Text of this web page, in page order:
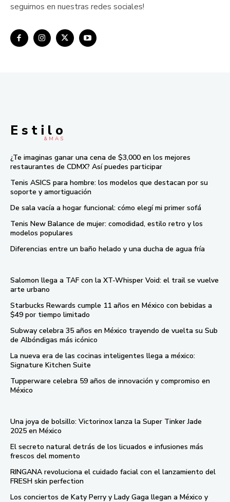
seguirnos en nuestras redes sociales!
E s t i l o
& M À S
¿Te imaginas ganar una cena de $3,000 en los mejores
restaurantes de CDMX? Así puedes participar
Tenis ASICS para hombre: los modelos que destacan por su
soporte y amortiguación
De sala vacía a hogar funcional: cómo elegí mi primer sofá
Tenis New Balance de mujer: comodidad, estilo retro y los
modelos populares
Diferencias entre un baño helado y una ducha de agua fría
Salomon llega a TAF con la XT-Whisper Void: el trail se vuelve
arte urbano
Starbucks Rewards cumple 11 años en México con bebidas a
$49 por tiempo limitado
Subway celebra 35 años en México trayendo de vuelta su Sub
de Albóndigas más icónico
La nueva era de las cocinas inteligentes llega a méxico:
Signature Kitchen Suite
Tupperware celebra 59 años de innovación y compromiso en
México
Una joya de bolsillo: Victorinox lanza la Super Tinker Jade
2025 en México
El secreto natural detrás de los licuados e infusiones más
frescos del momento
RINGANA revoluciona el cuidado facial con el lanzamiento del
FRESH skin perfection
Los conciertos de Katy Perry y Lady Gaga llegan a México y